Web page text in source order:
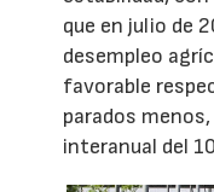
que en julio de
desempleo
favorable
parados
interanual del